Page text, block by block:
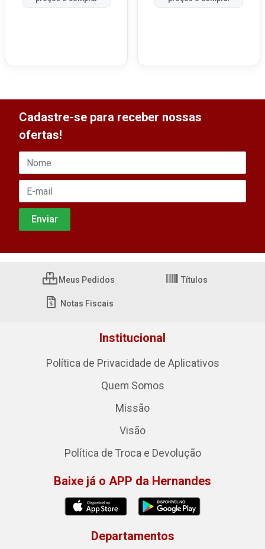
Cadastre-se para receber nossas
ofertas!
Meus Pedidos Títulos
Notas Fiscais
Institucional
Política de Privacidade de Aplicativos
Quem Somos
Missão
Visão
Política de Troca e Devolução
Baixe já o APP da Hernandes
Departamentos